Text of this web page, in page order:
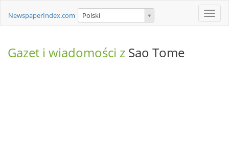
Toggle
NewspaperIndex.com Polski
Gazet i wiadomości z Sao Tome